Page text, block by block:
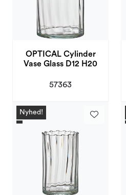
OPTICAL Cylinder
Vase Glass D12 H20
57363
Nyhed!